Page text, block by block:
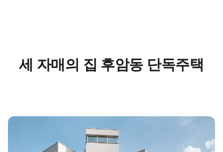
세 자매의 집 후암동 단독주택